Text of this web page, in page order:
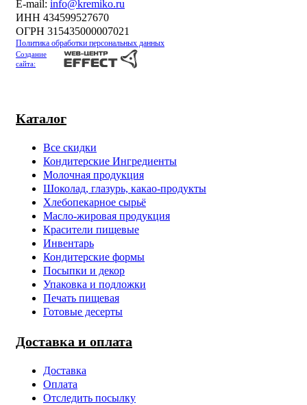
Каталог
Все скидки
Кондитерские Ингредиенты
Молочная продукция
Шоколад, глазурь, какао-продукты
Хлебопекарное сырьё
Масло-жировая продукция
Красители пищевые
Инвентарь
Кондитерские формы
Посыпки и декор
Упаковка и подложки
Печать пищевая
Готовые десерты
Доставка и оплата
Доставка
Оплата
Отследить посылку
Е-mail: info@kremiko.ru
ИНН 434599527670
ОГРН 315435000007021
Политика обработки персональных данных
Создание
сайта: